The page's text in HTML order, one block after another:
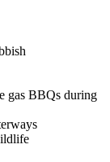
gas BBQs during